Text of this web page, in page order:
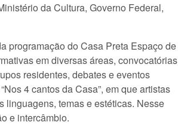
da Cultura, Governo Federal,
programação do Casa Preta Espaço de
em diversas áreas, convocatórias
residentes, debates e eventos
4 cantos da Casa”, em que artistas
linguagens, temas e estéticas. Nesse
e intercâmbio.